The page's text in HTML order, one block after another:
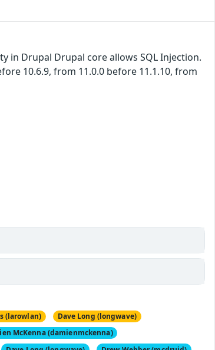
in Drupal Drupal core allows SQL Injection.
10.6.9, from 11.0.0 before 11.1.10, from
(larowlan)
Dave Long (longwave)
McKenna (damienmckenna)